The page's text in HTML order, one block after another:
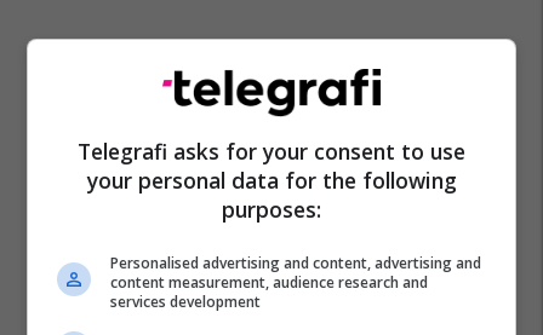
Telegrafi asks for your consent to use
your personal data for the following
purposes:
Personalised advertising and content, advertising and
content measurement, audience research and
services development